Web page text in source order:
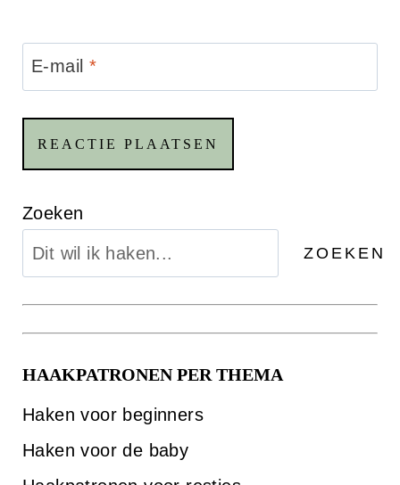
E-mail *
Zoeken
ZOEKEN
HAAKPATRONEN PER THEMA
Haken voor beginners
Haken voor de baby